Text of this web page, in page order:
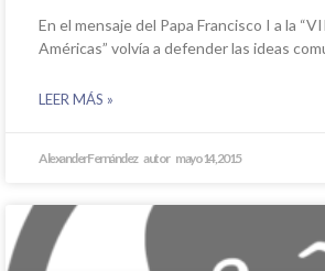
En el mensaje del Papa Francisco I a la
Américas” volvía a defender las ideas
LEER MÁS »
Alexander Fernández mayo 14, 2015